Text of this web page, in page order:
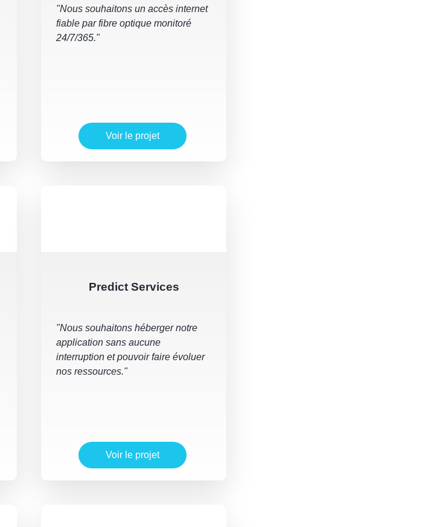
"Nous souhaitons un accès internet
fiable par fibre optique monitoré
24/7/365."
Voir le projet
Predict Services
"Nous souhaitons héberger notre
application sans aucune
interruption et pouvoir faire évoluer
nos ressources."
Voir le projet